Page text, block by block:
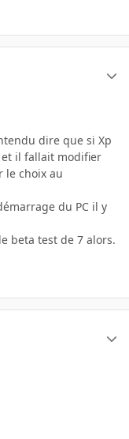
dire que si Xp
il fallait modifier
le choix au
du PC il y
beta test de 7 alors.